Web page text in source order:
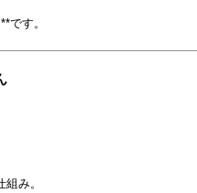
です。
組み。